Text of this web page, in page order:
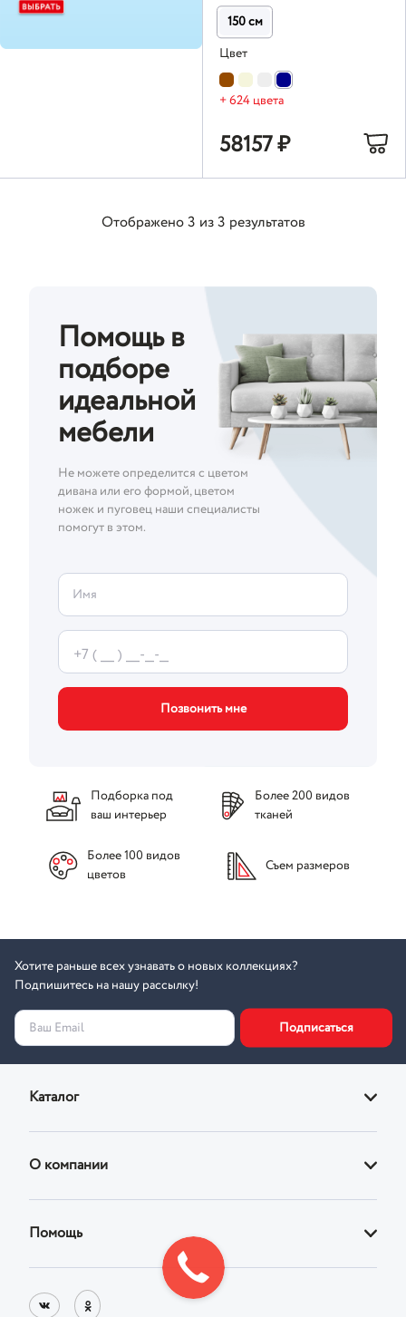
150 см
Цвет
+ 624 цвета
58157₽
Отображено3 из3 результатов
Помощь в
подборе
идеальной
мебели
Не можете определится с цветом
дивана или его формой, цветом
ножек и пуговец наши специалисты
помогут в этом.
Имя
Позвонить мне
Подборка под
ваш интерьер
Более 200 видов
тканей
Более 100 видов
цветов
Съем размеров
Хотите раньше всех узнавать о новых коллекциях?
Подпишитесь на нашу рассылку!
Ваш Email Подписаться
Каталог
Кресла
Стулья
О компании
Адреса фирменных магазинов
Реквизиты
Помощь